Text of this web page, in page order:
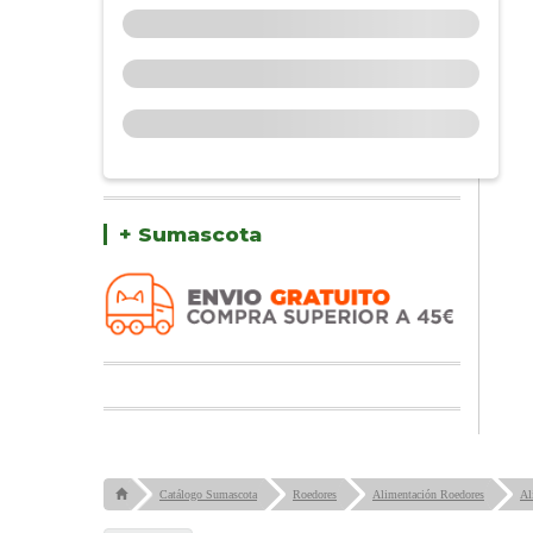
+ Sumascota
Catálogo Sumascota Roedores Alimentación Roedores